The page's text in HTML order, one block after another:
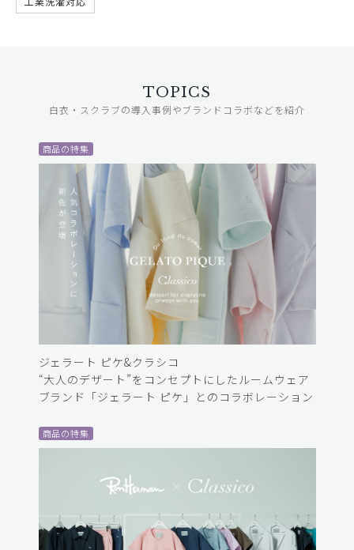
TOPICS
白衣・スクラブの導入事例やブランドコラボなどを紹介
商品の特集
ジェラート ピケ&クラシコ
“大人のデザート”をコンセプトにしたルームウェア
ブランド「ジェラート ピケ」とのコラボレーション
商品の特集